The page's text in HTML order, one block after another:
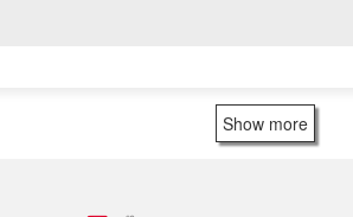
Show more